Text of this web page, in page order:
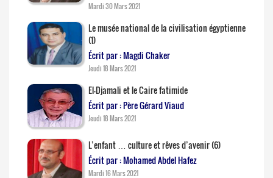
Mardi 30 Mars 2021
Le musée national de la civilisation égyptienne
(1)
Écrit par : Magdi Chaker
Jeudi 18 Mars 2021
El-Djamali et le Caire fatimide
Écrit par : Père Gérard Viaud
Jeudi 18 Mars 2021
L’enfant … culture et rêves d’avenir (6)
Écrit par : Mohamed Abdel Hafez
Mardi 16 Mars 2021